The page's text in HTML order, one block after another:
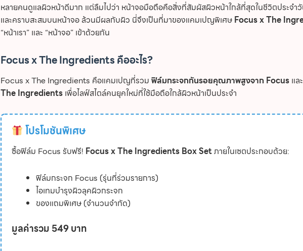
หลายคนดูแลผิวหน้าดีมาก แต่ลืมไปว่า หน้าจอมือถือคือสิ่งที่สัมผัสผิวหน้าใกล้ที่สุดในชีวิตประจำ
และคราบสะสมบนหน้าจอ ล้วนมีผลกับผิว นี่จึงเป็นที่มาของแคมเปญพิเศษ Focus x The
“หน้าเรา” และ “หน้าจอ” เข้าด้วยกัน
Focus x The Ingredients คืออะไร?
Focus x The Ingredients คือแคมเปญที่รวม ฟิล์มกระจกกันรอยคุณภาพสูงจาก Focus และ
The Ingredients เพื่อไลฟ์สไตล์คนยุคใหม่ที่ใช้มือถือใกล้ผิวหน้าเป็นประจำ
โปรโมชันพิเศษ
ซื้อฟิล์ม Focus รับฟรี! Focus x The Ingredients Box Setภายในเซตประกอบด้วย:
ฟิล์มกระจก Focus (รุ่นที่ร่วมรายการ)
ไอเทมบำรุงผิวลุคผิวกระจก
ของแถมพิเศษ (จำนวนจำกัด)
มูลค่ารวม 549 บาท